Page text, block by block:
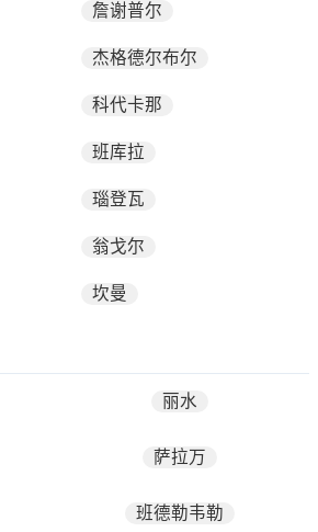
詹谢普尔
杰格德尔布尔
科代卡那
班库拉
瑙登瓦
翁戈尔
坎曼
丽水
萨拉万
班德勒韦勒